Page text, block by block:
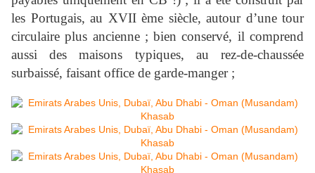
les Portugais, au XVII ème siècle, autour d’une tour
circulaire plus ancienne ; bien conservé, il comprend
aussi des maisons typiques, au rez-de-chaussée
surbaissé, faisant office de garde-manger ;